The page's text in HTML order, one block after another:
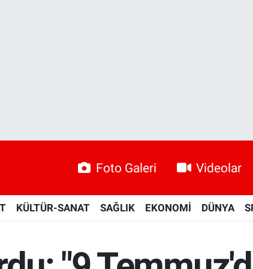
Foto Galeri Videolar
KÜLTÜR-SANAT SAĞLIK EKONOMİ DÜNYA